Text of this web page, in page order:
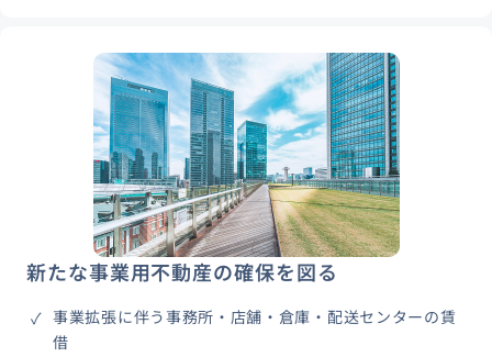
新たな事業用不動産の確保を図る
事業拡張に伴う事務所・店舗・倉庫・配送センターの賃
借